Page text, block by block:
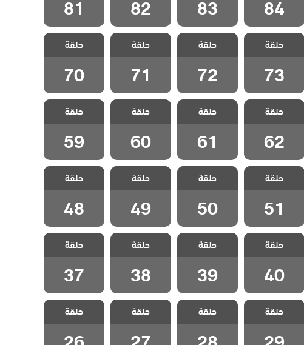
84
83
82
81
مسلسل ياسمين
مدبلج الحلقة 73
حلقة
73
مسلسل ياسمين
مدبلج الحلقة 72
حلقة
72
مسلسل ياسمين
مدبلج الحلقة 71
حلقة
71
مسلسل ياسمين
مدبلج الحلقة 70
حلقة
70
مسلسل ياسمين
مدبلج الحلقة 62
حلقة
62
مسلسل ياسمين
مدبلج الحلقة 61
حلقة
61
مسلسل ياسمين
مدبلج الحلقة 60
حلقة
60
مسلسل ياسمين
مدبلج الحلقة 59
حلقة
59
مسلسل ياسمين
مدبلج الحلقة 51
حلقة
51
مسلسل ياسمين
مدبلج الحلقة 50
حلقة
50
مسلسل ياسمين
مدبلج الحلقة 49
حلقة
49
مسلسل ياسمين
مدبلج الحلقة 48
حلقة
48
مسلسل ياسمين
مدبلج الحلقة 40
حلقة
40
مسلسل ياسمين
مدبلج الحلقة 39
حلقة
39
مسلسل ياسمين
مدبلج الحلقة 38
حلقة
38
مسلسل ياسمين
مدبلج الحلقة 37
حلقة
37
مسلسل ياسمين
مدبلج الحلقة 29
حلقة
مسلسل ياسمين
مدبلج الحلقة 28
حلقة
مسلسل ياسمين
مدبلج الحلقة 27
حلقة
مسلسل ياسمين
مدبلج الحلقة 26
حلقة